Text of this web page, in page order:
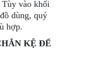
Tùy vào khối
dùng, quý
hợp.
KỆ ĐỂ